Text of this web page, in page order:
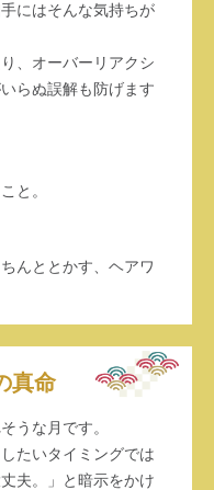
にはそんな気持ちが
、オーバーリアクシ
らぬ誤解も防げます
と。
んととかす、ヘアワ
真命
うな月です。
たいタイミングでは
夫。」と暗示をかけ